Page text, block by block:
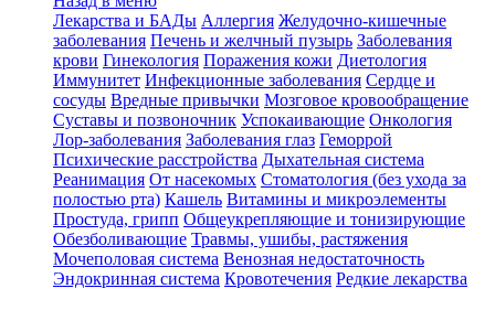
Лекарства и БАДы Аллергия Желудочно-кишечные
заболевания Печень и желчный пузырь Заболевания
крови Гинекология Поражения кожи Диетология
Иммунитет Инфекционные заболевания Сердце и
сосуды Вредные привычки Мозговое кровообращение
Суставы и позвоночник Успокаивающие Онкология
Лор-заболевания Заболевания глаз Геморрой
Психические расстройства Дыхательная система
Реанимация От насекомых Стоматология (без ухода за
полостью рта) Кашель Витамины и микроэлементы
Простуда, грипп Общеукрепляющие и тонизирующие
Обезболивающие Травмы, ушибы, растяжения
Мочеполовая система Венозная недостаточность
Эндокринная система Кровотечения Редкие лекарства